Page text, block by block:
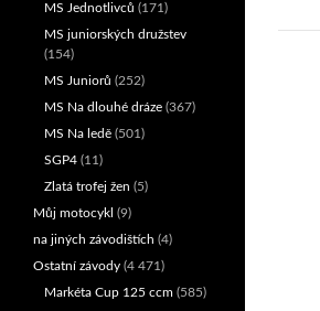
MS Jednotlivců (171)
MS juniorských družstev
(154)
MS Juniorů (252)
MS Na dlouhé dráze (367)
MS Na ledě (501)
SGP4 (11)
Zlatá trofej žen (5)
Můj motocykl (9)
na jiných závodištích (4)
Ostatní závody (4 471)
Markéta Cup 125 ccm (585)